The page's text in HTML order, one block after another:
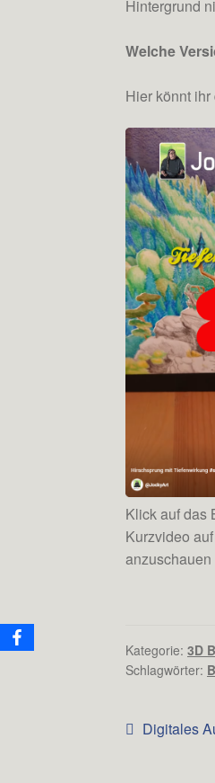
Hintergrund
Welche
Hier könnt
Klick auf das
Kurzvideo
anzuschauen
Kategorie:3D
Schlagwörter:
Vorheriger
Digitales